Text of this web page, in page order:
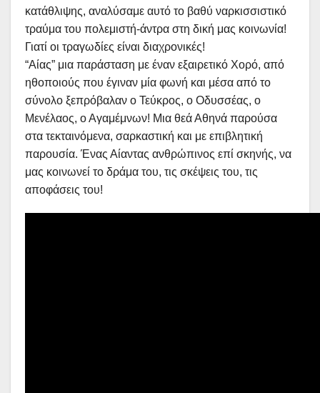
κατάθλιψης, αναλύσαμε αυτό το βαθύ ναρκισσιστικό
τραύμα του πολεμιστή-άντρα στη δική μας κοινωνία!
Γιατί οι τραγωδίες είναι διαχρονικές!
“Αίας” μια παράσταση με έναν εξαιρετικό Χορό, από
ηθοποιούς που έγιναν μία φωνή και μέσα από το
σύνολο ξεπρόβαλαν ο Τεύκρος, ο Οδυσσέας, ο
Μενέλαος, ο Αγαμέμνων! Μια θεά Αθηνά παρούσα
στα τεκταινόμενα, σαρκαστική και με επιβλητική
παρουσία. Ένας Αίαντας ανθρώπινος επί σκηνής, να
μας κοινωνεί το δράμα του, τις σκέψεις του, τις
αποφάσεις του!